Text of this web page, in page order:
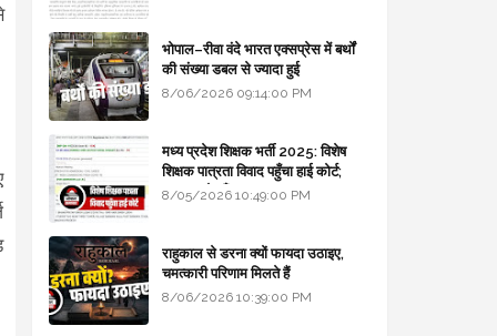
भोपाल–रीवा वंदे भारत एक्सप्रेस में बर्थों
की संख्या डबल से ज्यादा हुई
8/06/2026 09:14:00 PM
मध्य प्रदेश शिक्षक भर्ती 2025: विशेष
शिक्षक पात्रता विवाद पहुँचा हाई कोर्ट;
सरकार से माँगा जवाब
8/05/2026 10:49:00 PM
राहुकाल से डरना क्यों फायदा उठाइए,
चमत्कारी परिणाम मिलते हैं
8/06/2026 10:39:00 PM